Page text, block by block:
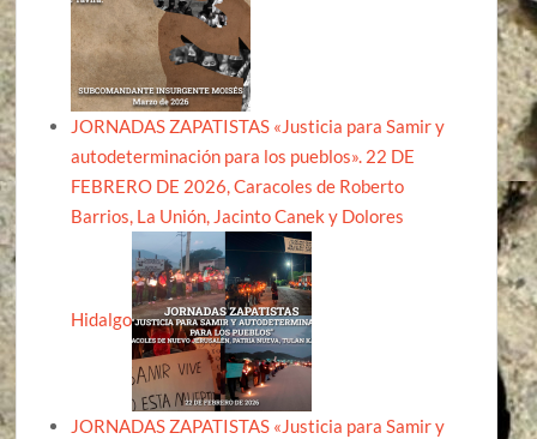
JORNADAS ZAPATISTAS «Justicia para Samir y
autodeterminación para los pueblos». 22 DE
FEBRERO DE 2026, Caracoles de Roberto
Barrios, La Unión, Jacinto Canek y Dolores
Hidalgo
JORNADAS ZAPATISTAS «Justicia para Samir y